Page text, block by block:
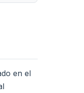
en el